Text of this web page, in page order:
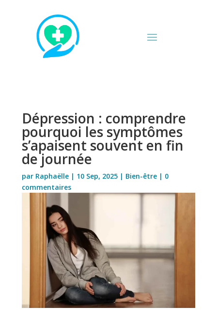
Dépression : comprendre
pourquoi les symptômes
s’apaisent souvent en fin
de journée
par Raphaëlle| 10 Sep, 2025| Bien-être| 0
commentaires